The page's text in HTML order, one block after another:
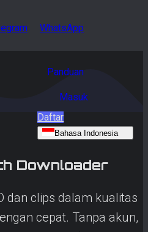
WhatsApp
Panduan
Masuk
Daftar
Bahasa Indonesia
Downloader
dan clips dalam kualitas
cepat. Tanpa akun,